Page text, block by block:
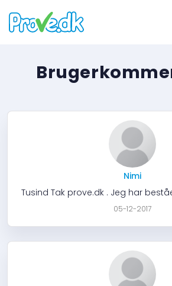
Nimi
Tusind Tak prove.dk . Jeg har
05-12-2017